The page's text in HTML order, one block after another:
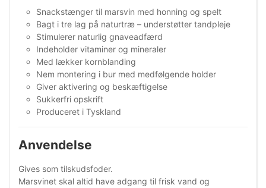
Snackstænger til marsvin med honning og spelt
Bagt i tre lag på naturtræ – understøtter tandpleje
Stimulerer naturlig gnaveadfærd
Indeholder vitaminer og mineraler
Med lækker kornblanding
Nem montering i bur med medfølgende holder
Giver aktivering og beskæftigelse
Sukkerfri opskrift
Produceret i Tyskland
Anvendelse
Gives som tilskudsfoder.
Marsvinet skal altid have adgang til frisk vand og